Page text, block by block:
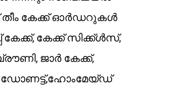
കേക്ക് ഓർഡറുകൾ
കേക്ക് സിക്ക്ൾസ്,
ജാർ കേക്ക്,